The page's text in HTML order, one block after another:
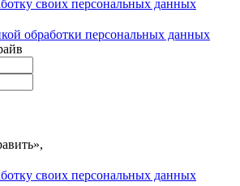
своих персональных данных
обработки персональных данных
своих персональных данных